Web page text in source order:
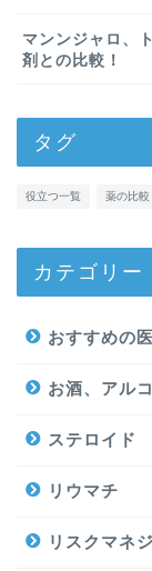
マンンジャロ、
剤との比較！
タグ
役立つ一覧 薬の比
カテゴリー
おすすめの
お酒、アル
ステロイド
リウマチ
リスクマネ